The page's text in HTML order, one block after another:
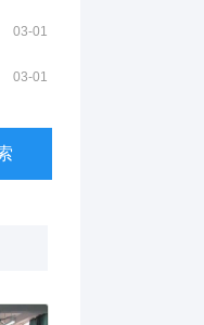
03-01
03-01